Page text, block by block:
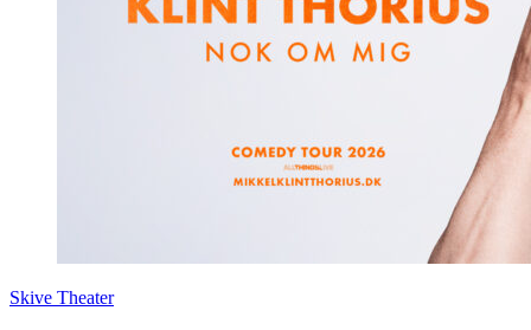
Skive Theater